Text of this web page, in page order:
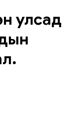
улсад